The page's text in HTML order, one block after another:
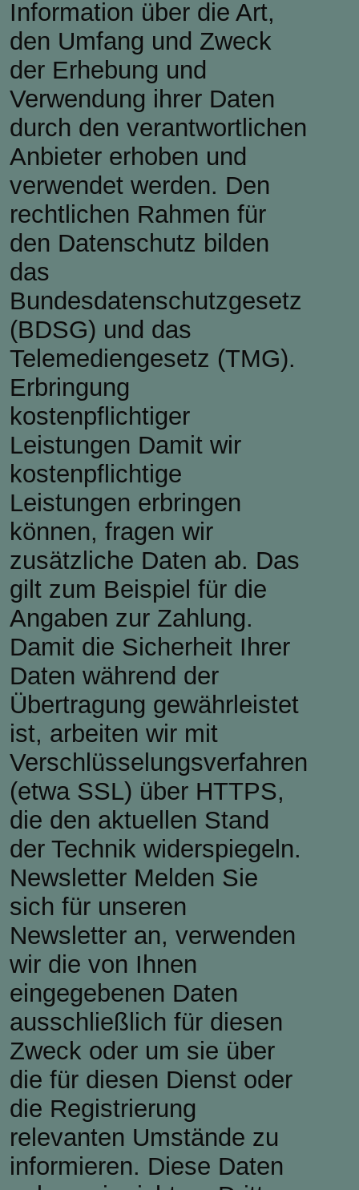
Information über die Art,
den Umfang und Zweck
der Erhebung und
Verwendung ihrer Daten
durch den verantwortlichen
Anbieter erhoben und
verwendet werden. Den
rechtlichen Rahmen für
den Datenschutz bilden
das
Bundesdatenschutzgesetz
(BDSG) und das
Telemediengesetz (TMG).
Erbringung
kostenpflichtiger
Leistungen Damit wir
kostenpflichtige
Leistungen erbringen
können, fragen wir
zusätzliche Daten ab. Das
gilt zum Beispiel für die
Angaben zur Zahlung.
Damit die Sicherheit Ihrer
Daten während der
Übertragung gewährleistet
ist, arbeiten wir mit
Verschlüsselungsverfahren
(etwa SSL) über HTTPS,
die den aktuellen Stand
der Technik widerspiegeln.
Newsletter Melden Sie
sich für unseren
Newsletter an, verwenden
wir die von Ihnen
eingegebenen Daten
ausschließlich für diesen
Zweck oder um sie über
die für diesen Dienst oder
die Registrierung
relevanten Umstände zu
informieren. Diese Daten